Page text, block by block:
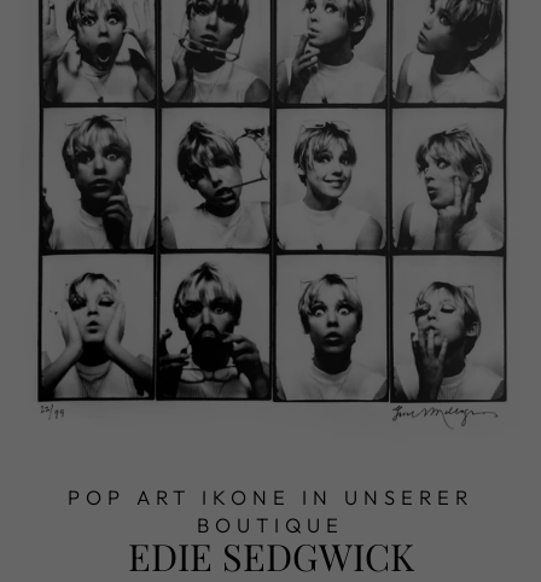
POP ART IKONE IN UNSERER
BOUTIQUE
EDIE SEDGWICK